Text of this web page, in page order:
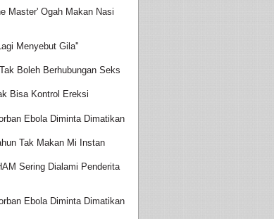
Master' Ogah Makan Nasi
Menyebut Gila''
Boleh Berhubungan Seks
Bisa Kontrol Ereksi
Ebola Diminta Dimatikan
Tak Makan Mi Instan
Sering Dialami Penderita
Ebola Diminta Dimatikan